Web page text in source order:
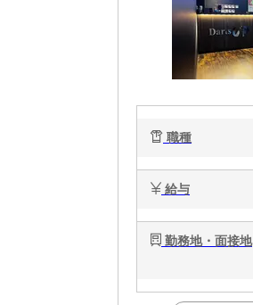
職種
給与
勤務地・面接地